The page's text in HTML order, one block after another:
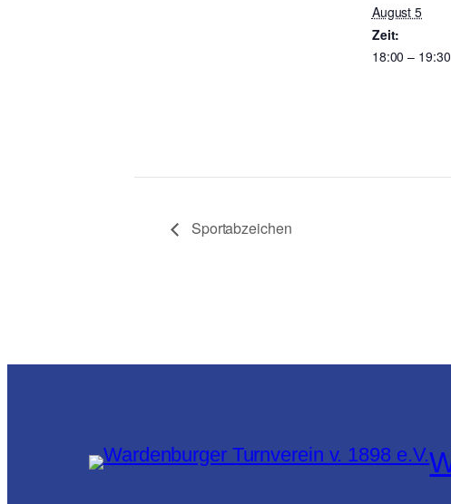
August 5
Zeit:
18:00 – 19:30
Sportabzeichen